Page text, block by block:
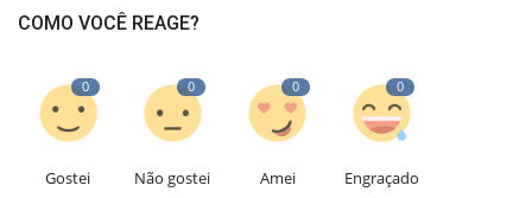
COMO VOCÊ REAGE?
0
Gostei
0
Não gostei
0
Amei
0
Engraçado